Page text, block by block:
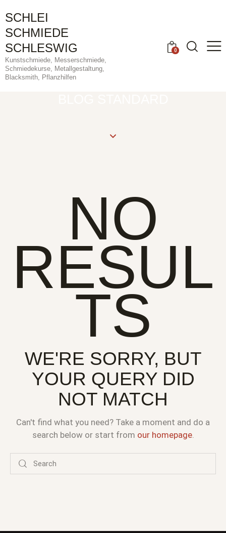
SCHLEI
SCHMIEDE
SCHLESWIG
Kunstschmiede, Messerschmiede,
Schmiedekurse, Metallgestaltung,
Blacksmith, Pflanzhilfen
0
NO
RESUL
TS
WE'RE SORRY, BUT
YOUR QUERY DID
NOT MATCH
Can't find what you need? Take a moment and do a
search below or start from our homepage.
Search